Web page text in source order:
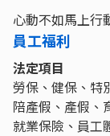
心動不如馬上行
員工福利
法定項目
勞保、健保、特
陪產假、產假、
就業保險、員工